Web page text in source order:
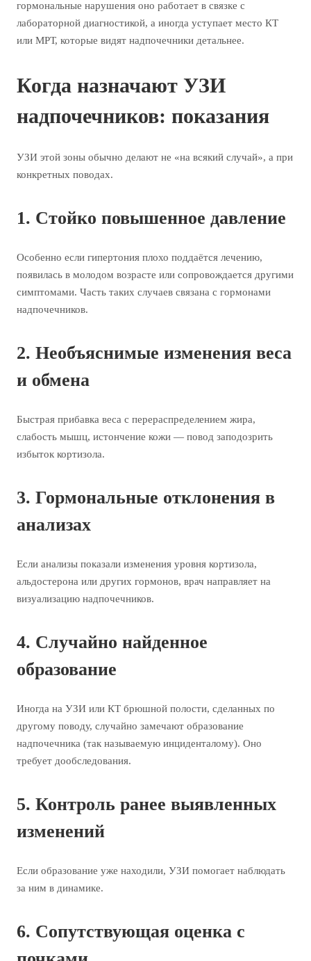
гормональные нарушения оно работает в связке с
лабораторной диагностикой, а иногда уступает место КТ
или МРТ, которые видят надпочечники детальнее.
Когда назначают УЗИ
надпочечников: показания
УЗИ этой зоны обычно делают не «на всякий случай», а при
конкретных поводах.
1. Стойко повышенное давление
Особенно если гипертония плохо поддаётся лечению,
появилась в молодом возрасте или сопровождается другими
симптомами. Часть таких случаев связана с гормонами
надпочечников.
2. Необъяснимые изменения веса
и обмена
Быстрая прибавка веса с перераспределением жира,
слабость мышц, истончение кожи — повод заподозрить
избыток кортизола.
3. Гормональные отклонения в
анализах
Если анализы показали изменения уровня кортизола,
альдостерона или других гормонов, врач направляет на
визуализацию надпочечников.
4. Случайно найденное
образование
Иногда на УЗИ или КТ брюшной полости, сделанных по
другому поводу, случайно замечают образование
надпочечника (так называемую инциденталому). Оно
требует дообследования.
5. Контроль ранее выявленных
изменений
Если образование уже находили, УЗИ помогает наблюдать
за ним в динамике.
6. Сопутствующая оценка с